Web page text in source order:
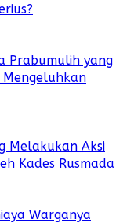
Prabumulih yang
Mengeluhkan
Melakukan Aksi
Kades Rusmada
Warganya